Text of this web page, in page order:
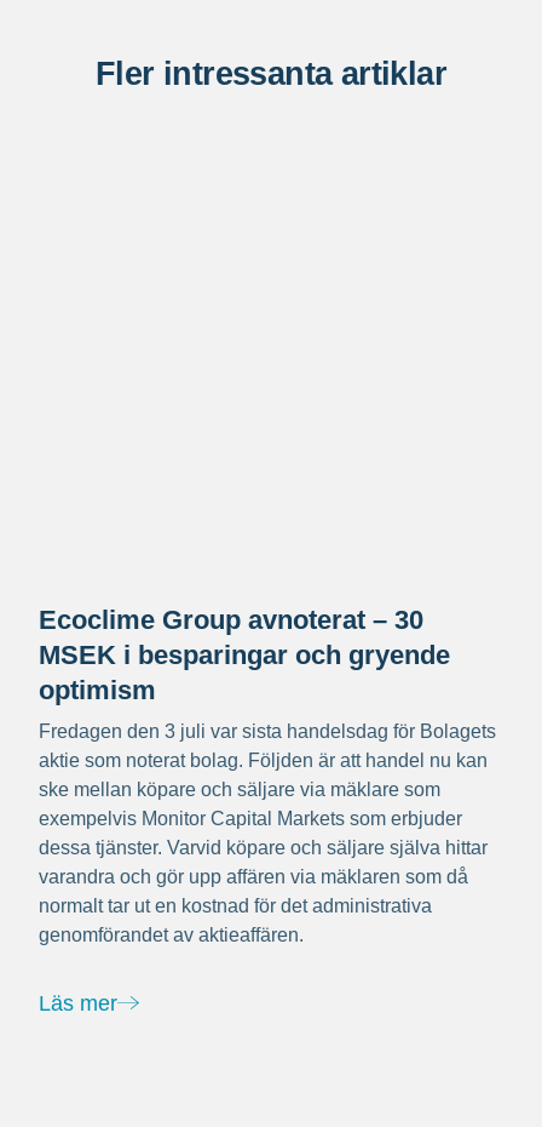
Fler intressanta artiklar
Ecoclime Group avnoterat – 30
MSEK i besparingar och gryende
optimism
Fredagen den 3 juli var sista handelsdag för Bolagets
aktie som noterat bolag. Följden är att handel nu kan
ske mellan köpare och säljare via mäklare som
exempelvis Monitor Capital Markets som erbjuder
dessa tjänster. Varvid köpare och säljare själva hittar
varandra och gör upp affären via mäklaren som då
normalt tar ut en kostnad för det administrativa
genomförandet av aktieaffären.
Läs mer